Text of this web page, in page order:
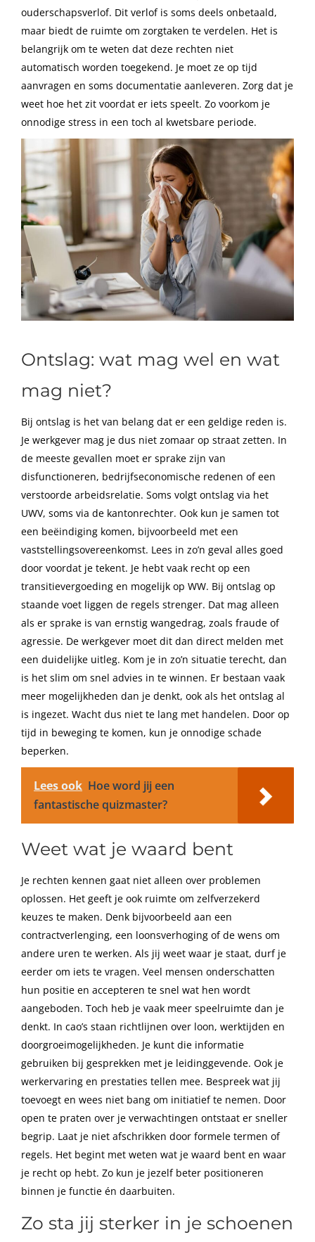
ouderschapsverlof. Dit verlof is soms deels onbetaald,
maar biedt de ruimte om zorgtaken te verdelen. Het is
belangrijk om te weten dat deze rechten niet
automatisch worden toegekend. Je moet ze op tijd
aanvragen en soms documentatie aanleveren. Zorg dat je
weet hoe het zit voordat er iets speelt. Zo voorkom je
onnodige stress in een toch al kwetsbare periode.
Ontslag: wat mag wel en wat
mag niet?
Bij ontslag is het van belang dat er een geldige reden is.
Je werkgever mag je dus niet zomaar op straat zetten. In
de meeste gevallen moet er sprake zijn van
disfunctioneren, bedrijfseconomische redenen of een
verstoorde arbeidsrelatie. Soms volgt ontslag via het
UWV, soms via de kantonrechter. Ook kun je samen tot
een beëindiging komen, bijvoorbeeld met een
vaststellingsovereenkomst. Lees in zo’n geval alles goed
door voordat je tekent. Je hebt vaak recht op een
transitievergoeding en mogelijk op WW. Bij ontslag op
staande voet liggen de regels strenger. Dat mag alleen
als er sprake is van ernstig wangedrag, zoals fraude of
agressie. De werkgever moet dit dan direct melden met
een duidelijke uitleg. Kom je in zo’n situatie terecht, dan
is het slim om snel advies in te winnen. Er bestaan vaak
meer mogelijkheden dan je denkt, ook als het ontslag al
is ingezet. Wacht dus niet te lang met handelen. Door op
tijd in beweging te komen, kun je onnodige schade
beperken.
Lees ook Hoe word jij een
fantastische quizmaster?
Weet wat je waard bent
Je rechten kennen gaat niet alleen over problemen
oplossen. Het geeft je ook ruimte om zelfverzekerd
keuzes te maken. Denk bijvoorbeeld aan een
contractverlenging, een loonsverhoging of de wens om
andere uren te werken. Als jij weet waar je staat, durf je
eerder om iets te vragen. Veel mensen onderschatten
hun positie en accepteren te snel wat hen wordt
aangeboden. Toch heb je vaak meer speelruimte dan je
denkt. In cao’s staan richtlijnen over loon, werktijden en
doorgroeimogelijkheden. Je kunt die informatie
gebruiken bij gesprekken met je leidinggevende. Ook je
werkervaring en prestaties tellen mee. Bespreek wat jij
toevoegt en wees niet bang om initiatief te nemen. Door
open te praten over je verwachtingen ontstaat er sneller
begrip. Laat je niet afschrikken door formele termen of
regels. Het begint met weten wat je waard bent en waar
je recht op hebt. Zo kun je jezelf beter positioneren
binnen je functie én daarbuiten.
Zo sta jij sterker in je schoenen